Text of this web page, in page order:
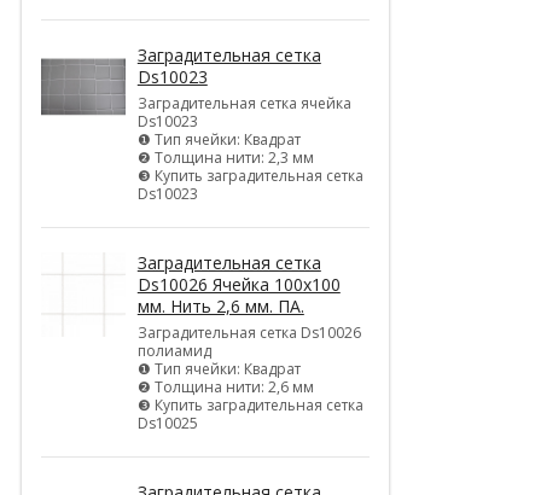
Заградительная сетка
Ds10023
Заградительная сетка ячейка
Ds10023
❶ Тип ячейки: Квадрат
❷ Толщина нити: 2,3 мм
❸ Купить заградительная сетка
Ds10023
Заградительная сетка
Ds10026 Ячейка 100х100
мм. Нить 2,6 мм. ПА.
Заградительная сетка Ds10026
полиамид
❶ Тип ячейки: Квадрат
❷ Толщина нити: 2,6 мм
❸ Купить заградительная сетка
Ds10025